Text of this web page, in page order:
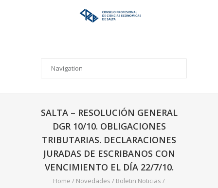
SALTA – RESOLUCIÓN GENERAL
DGR 10/10. OBLIGACIONES
TRIBUTARIAS. DECLARACIONES
JURADAS DE ESCRIBANOS CON
VENCIMIENTO EL DÍA 22/7/10.
Home / Novedades / Boletin Noticias /